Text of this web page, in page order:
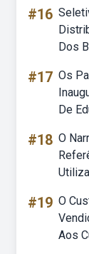
#16
Dos
#17 Os
De
#18 O
#19 O
Aos